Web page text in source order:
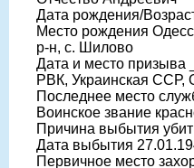
Дата рождения/
Место рождения
р-н, с. Шилово
Дата и место призыва
РВК, Украинская ССР,
Последнее место
Воинское звание
Причина выбытия убит
Дата выбытия
Первичное место